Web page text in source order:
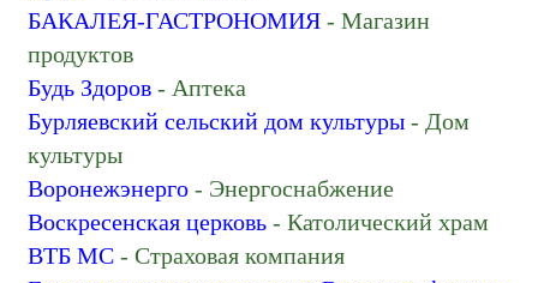
Магазин канцтоваров
Магазин кулинарии
Магазин мебели
Магазин одежды
Магазин парфюмерии и косметики
Магазин подарков и сувениров
Магазин посуды
Магазин продуктов
БАКАЛЕЯ-ГАСТРОНОМИЯ - Магазин
продуктов
Будь Здоров - Аптека
Бурляевский сельский дом культуры - Дом
культуры
Воронежэнерго - Энергоснабжение
Воскресенская церковь - Католический храм
ВТБ МС - Страховая компания